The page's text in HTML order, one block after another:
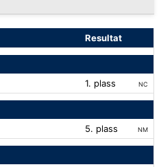
Resultat
1. plass NC
5. plass NM